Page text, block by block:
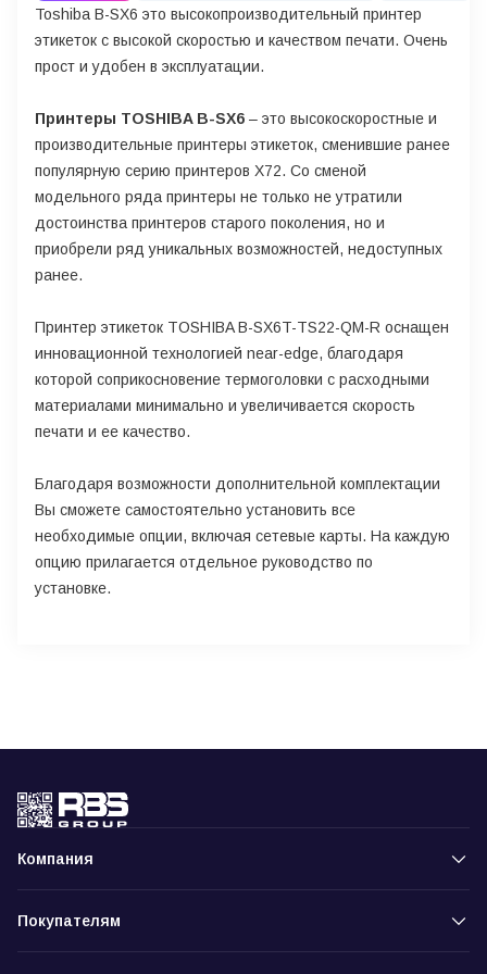
Toshiba B-SX6 это высокопроизводительный принтер
этикеток с высокой скоростью и качеством печати. Очень
прост и удобен в эксплуатации.
Принтеры TOSHIBA B-SX6 – это высокоскоростные и
производительные принтеры этикеток, сменившие ранее
популярную серию принтеров Х72. Со сменой
модельного ряда принтеры не только не утратили
достоинства принтеров старого поколения, но и
приобрели ряд уникальных возможностей, недоступных
ранее.
Принтер этикеток TOSHIBA B-SX6T-TS22-QM-R оснащен
инновационной технологией near-edge, благодаря
которой соприкосновение термоголовки с расходными
материалами минимально и увеличивается скорость
печати и ее качество.
Благодаря возможности дополнительной комплектации
Вы сможете самостоятельно установить все
необходимые опции, включая сетевые карты. На каждую
опцию прилагается отдельное руководство по
установке.
Компания
Покупателям